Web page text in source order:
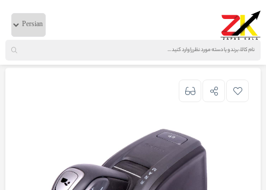
خانه لوازم برقی ولوو دسته دنده اتوماتیک FH13 اصلی